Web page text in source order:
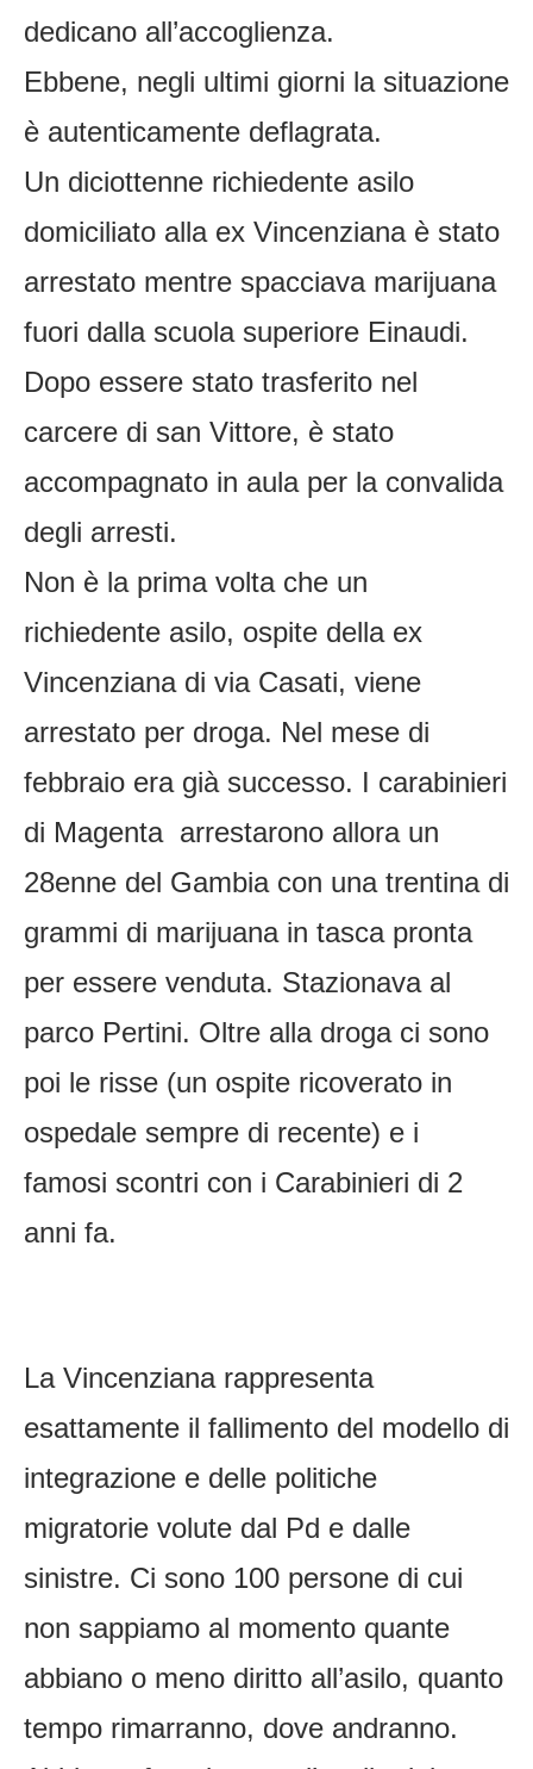
dedicano all’accoglienza.
Ebbene, negli ultimi giorni la situazione
è autenticamente deflagrata.
Un diciottenne richiedente asilo
domiciliato alla ex Vincenziana è stato
arrestato mentre spacciava marijuana
fuori dalla scuola superiore Einaudi.
Dopo essere stato trasferito nel
carcere di san Vittore, è stato
accompagnato in aula per la convalida
degli arresti.
Non è la prima volta che un
richiedente asilo, ospite della ex
Vincenziana di via Casati, viene
arrestato per droga. Nel mese di
febbraio era già successo. I carabinieri
di Magenta arrestarono allora un
28enne del Gambia con una trentina di
grammi di marijuana in tasca pronta
per essere venduta. Stazionava al
parco Pertini. Oltre alla droga ci sono
poi le risse (un ospite ricoverato in
ospedale sempre di recente) e i
famosi scontri con i Carabinieri di 2
anni fa.
La Vincenziana rappresenta
esattamente il fallimento del modello di
integrazione e delle politiche
migratorie volute dal Pd e dalle
sinistre. Ci sono 100 persone di cui
non sappiamo al momento quante
abbiano o meno diritto all’asilo, quanto
tempo rimarranno, dove andranno.